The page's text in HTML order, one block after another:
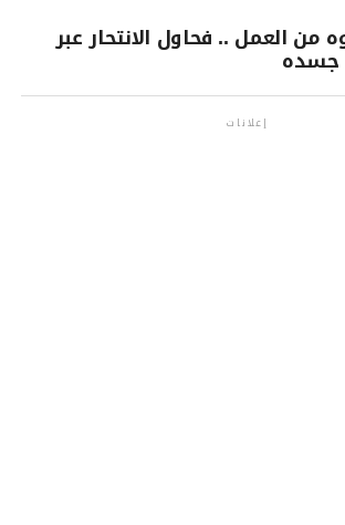
من العمل .. فحاول الانتحار عبر
جسده
إعلانات